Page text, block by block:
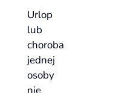
Urlop
lub
choroba
jednej
osoby
nie